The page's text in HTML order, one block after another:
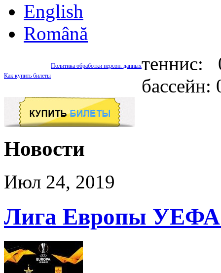
English
Română
Политика обработки персон. данных
Как купить билеты
теннис:
Новости
Июл 24, 2019
Лига Европы УЕФА